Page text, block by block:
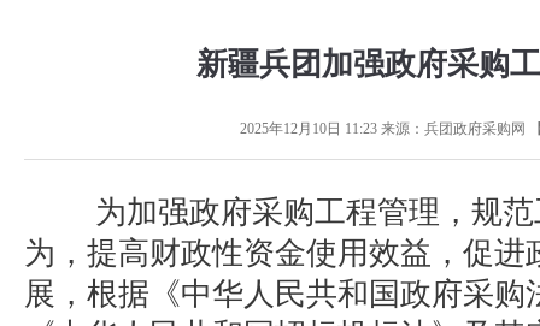
新疆兵团加强政府采购
2025年12月10日 11:23来源： 兵团政府采购网
为加强政府采购工程管理，规
为，提高财政性资金使用效益， 促进
展， 根据《中华人民共和国政府采购